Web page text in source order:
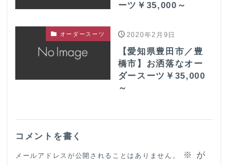
ーツ￥35,000～
オーダースーツ 2020年2月9日
【愛知県豊田市／豊
橋市】お洒落なオー
ダースーツ￥35,000
～
コメントを書く
メールアドレスが公開されることはありません。 ※
が